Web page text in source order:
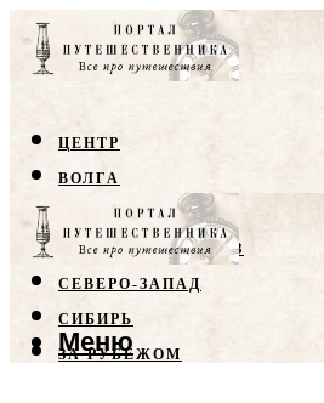
ЦЕНТР
ВОЛГА
КРЫМ
СЕВЕРНЫЙ КАВКАЗ
СЕВЕРО-ЗАПАД
СИБИРЬ
ЗА РУБЕЖОМ
Меню